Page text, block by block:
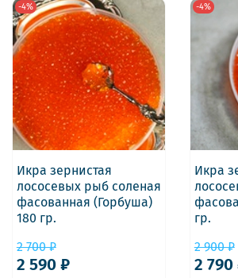
-4%
Икра зернистая
лососевых рыб соленая
фасованная (Горбуша)
180 гр.
2 700 ₽
2 590 ₽
-4%
Икра
гр.
2 900 ₽
2 790